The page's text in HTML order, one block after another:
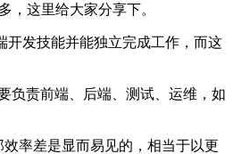
，这里给大家分享下。
开发技能并能独立完成工作，而这
负责前端、后端、测试、运维，如
率差是显而易见的，相当于以更